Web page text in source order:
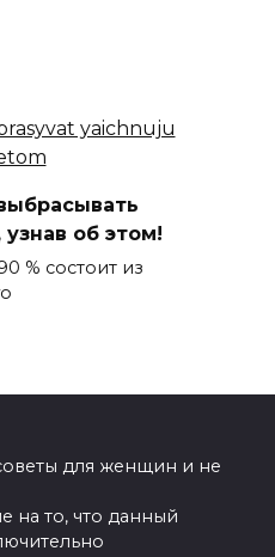
об этом!
% состоит из
для женщин и не
на то, что данный